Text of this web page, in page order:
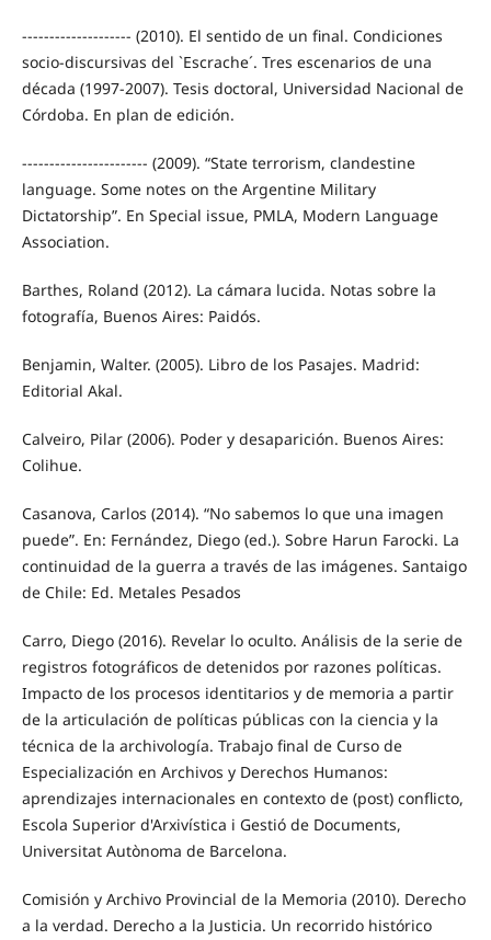
-------------------- (2010). El sentido de un final. Condiciones
socio-discursivas del `Escrache´. Tres escenarios de una
década (1997-2007). Tesis doctoral, Universidad Nacional de
Córdoba. En plan de edición.
----------------------- (2009). “State terrorism, clandestine
language. Some notes on the Argentine Military
Dictatorship”. En Special issue, PMLA, Modern Language
Association.
Barthes, Roland (2012). La cámara lucida. Notas sobre la
fotografía, Buenos Aires: Paidós.
Benjamin, Walter. (2005). Libro de los Pasajes. Madrid:
Editorial Akal.
Calveiro, Pilar (2006). Poder y desaparición. Buenos Aires:
Colihue.
Casanova, Carlos (2014). “No sabemos lo que una imagen
puede”. En: Fernández, Diego (ed.). Sobre Harun Farocki. La
continuidad de la guerra a través de las imágenes. Santaigo
de Chile: Ed. Metales Pesados
Carro, Diego (2016). Revelar lo oculto. Análisis de la serie de
registros fotográficos de detenidos por razones políticas.
Impacto de los procesos identitarios y de memoria a partir
de la articulación de políticas públicas con la ciencia y la
técnica de la archivología. Trabajo final de Curso de
Especialización en Archivos y Derechos Humanos:
aprendizajes internacionales en contexto de (post) conflicto,
Escola Superior d'Arxivística i Gestió de Documents,
Universitat Autònoma de Barcelona.
Comisión y Archivo Provincial de la Memoria (2010). Derecho
a la verdad. Derecho a la Justicia. Un recorrido histórico